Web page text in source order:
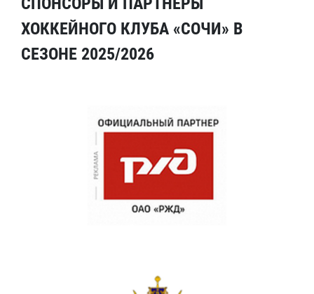
ХОККЕЙНОГО КЛУБА «СОЧИ» В
СЕЗОНЕ 2025/2026